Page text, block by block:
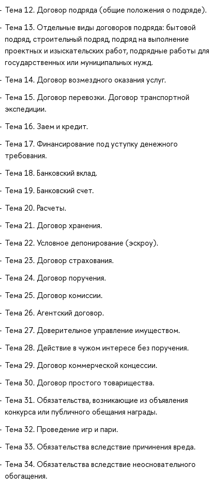
Тема 12. Договор подряда (общие положения о подряде).
Тема 13. Отдельные виды договоров подряда: бытовой
подряд, строительный подряд, подряд на выполнение
проектных и изыскательских работ, подрядные работы для
государственных или муниципальных нужд.
Тема 14. Договор возмездного оказания услуг.
Тема 15. Договор перевозки. Договор транспортной
экспедиции.
Тема 16. Заем и кредит.
Тема 17. Финансирование под уступку денежного
требования.
Тема 18. Банковский вклад.
Тема 19. Банковский счет.
Тема 20. Расчеты.
Тема 21. Договор хранения.
Тема 22. Условное депонирование (эскроу).
Тема 23. Договор страхования.
Тема 24. Договор поручения.
Тема 25. Договор комиссии.
Тема 26. Агентский договор.
Тема 27. Доверительное управление имуществом.
Тема 28. Действие в чужом интересе без поручения.
Тема 29. Договор коммерческой концессии.
Тема 30. Договор простого товарищества.
Тема 31. Обязательства, возникающие из объявления
конкурса или публичного обещания награды.
Тема 32. Проведение игр и пари.
Тема 33. Обязательства вследствие причинения вреда.
Тема 34. Обязательства вследствие неосновательного
обогащения.